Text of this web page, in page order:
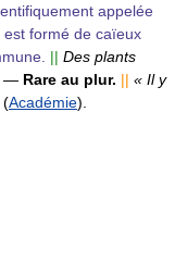
appelée
est formé de caïeux
|| Des plants
— Rare au plur. || « Il y
(Académie).